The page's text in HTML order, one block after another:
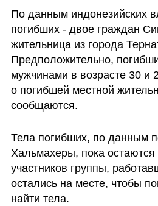
По данным индонезийских
погибших - двое граждан
жительница из города
Предположительно,
мужчинами в возрасте 30 и
о погибшей местной
сообщаются.
Тела погибших, по данным
Хальмахеры, пока остаются
участников группы,
остались на месте, чтобы
найти тела.